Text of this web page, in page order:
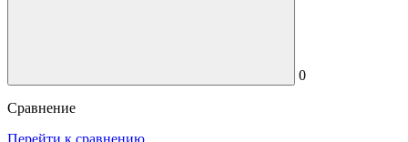
0
Сравнение
Перейти к сравнению